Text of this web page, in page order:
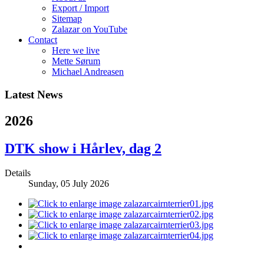
Export / Import
Sitemap
Zalazar on YouTube
Contact
Here we live
Mette Sørum
Michael Andreasen
Latest News
2026
DTK show i Hårlev, dag 2
Details
Sunday, 05 July 2026